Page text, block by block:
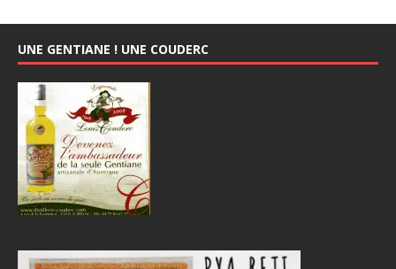
UNE GENTIANE ! UNE COUDERC